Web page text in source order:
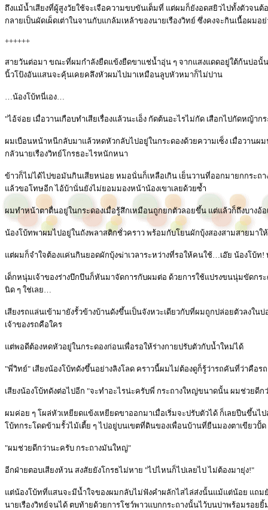
ถึงแม้น้ำเสียงที่ผู้สูงวัยใช้จะเจือความขบขันเต็มที่ แต่ผมก็ยังอดสยิวไปทั้งตัวจนต้
กลายเป็นผัดเผ็ดเต่าในจานกับแกล้มเหล้าของนายเรืองวิทย์ ซึ่งคงจะกินเนื้อผม
++++++
สายวันต่อมา ขณะที่ผมกำลังยืดแข้งยืดขาแช่น้ำอุ่น ๆ จากแสงแดดอยู่ใต้ก้นบ่อนั้
นิ้วโป้งอันแสนจะคุ้นเคยคลึงหัวผมไปมาเหมือนลูบหัวหมาก็ไม่ปาน
…น้องโบ้ทนี่เอง…
"ไอ้จ่อย เมื่อวานเกือบทำเสียเรื่องแล้วนะเอ็ง กัดต้นอะไรไม่กัด เสือกไปกัดหญ้า
ผมเบือนหน้าหนีกลับมาแล้วหดหัวกลับไปอยู่ในกระดองด้วยความเซ็ง เมื่อวานผ
กลัวนายเรืองวิทย์โกรธอะไรหนักหนา
ข้าวก็ไม่ได้ไปขอมันกินเสียหน่อย หมอนั่นก็เหลือเกิน เย็นวานที่ออกมายกกระ
แล้วขอโทษอีก ไอ้บ้านั่นยังไม่ยอมมองหน้าน้องเขาเลยด้วยซ้ำ
ผมทำหน้าตาตื่นอยู่ในกระดองเมื่อรู้สึกเหมือนถูกยกตัวลอยขึ้น แต่แล้วก็ถึงบาง
น้องโบ้ทพาผมไปอยู่ในถังพลาสติกชั่วคราว พร้อมกับโยนผักบุ้งสองสามสายมา
แต่ผมก็จำใจต้องแค่นกินยอดผักบุ้งฆ่าเวลาระหว่างที่รอให้คนใช้…เอ๊ย น้องโบ้ท!
เด็กหนุ่มเจ้าของร่างบึกบึนก็หันมาจัดการกับผมต่อ ด้วยการใช้แปรงขนนุ่มขัดกร
นิด ๆ ใช่เลย…
เสียงรถแล่นเข้ามายังรั้วข้างบ้านดังขึ้นเป็นจังหวะเดียวกับที่ผมถูกปล่อยตัวลงใ
เจ้าของรถคือใคร
แต่พอดีต้องหดหัวอยู่ในกระดองก่อนเพื่อรอให้ร่างกายปรับตัวกับน้ำใหม่ได้
"พี่วิทย์" เสียงน้องโบ้ทดังขึ้นอย่างลิงโลด คราวนี้ผมไม่ต้องดูก็รู้ว่ารถคันที่ว่าคือร
เสียงน้องโบ้ทดังต่อไปอีก "จะทำอะไรน่ะครับพี่ กระถางใหญ่ขนาดนั้น ผมช่วยดีก
ผมค่อย ๆ โผล่หัวเหยียดแข้งเหยียดขาออกมาเมื่อเริ่มจะปรับตัวได้ ก็เลยปีนขึ้น
โบ้ทกระโดดข้ามรั้วไม้เตี้ย ๆ ไปอยู่บนเขตที่ดินของเพื่อนบ้านที่ยืนมองตาเขียวปั้ด
"ผมช่วยดีกว่านะครับ กระถางมันใหญ่"
อีกฝ่ายตอบเสียงห้วน สงสัยยังโกรธไม่หาย "ไปไหนก็ไปเลยไป ไม่ต้องมายุ่ง!"
แต่น้องโบ้ทที่แสนจะมีน้ำใจของผมกลับไม่ฟังคำผลักไสไล่ส่งนั้นแม้แต่น้อย แถม
นายเรืองวิทย์จนได้ ตบท้ายด้วยการโชว์พาวแบกกระถางนั้นไว้บนบ่าพร้อมรอยยิ้